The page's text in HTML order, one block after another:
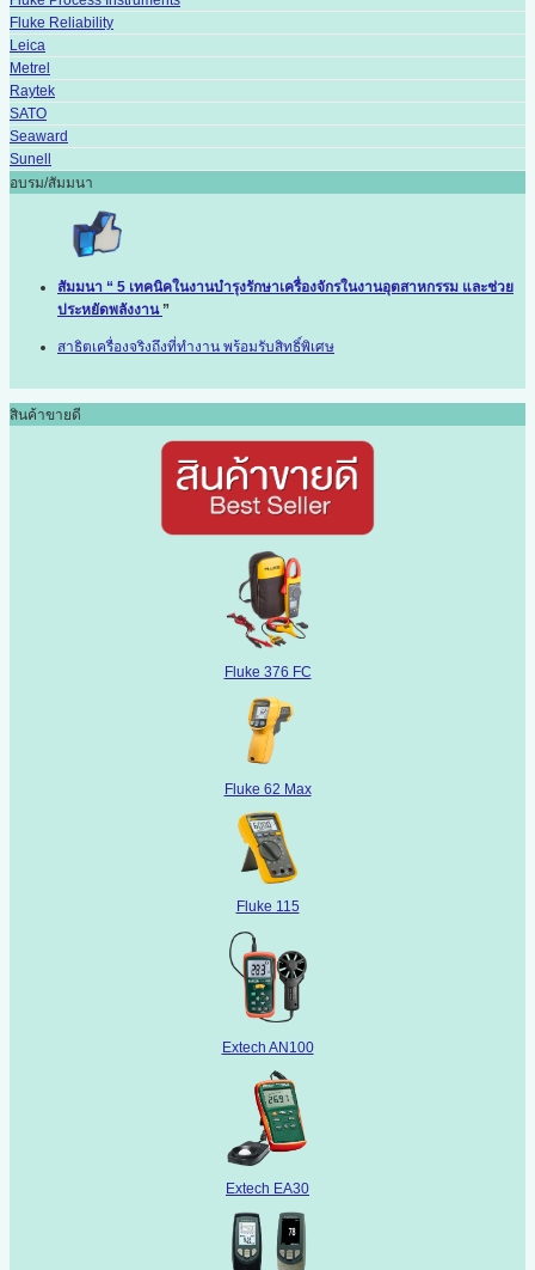
Fluke Reliability
Leica
Metrel
Raytek
SATO
Seaward
Sunell
อบรม/สัมมนา
สัมมนา “ 5 เทคนิคในงานบำรุงรักษาเครื่องจักรในงานอุตสาหกรรม และช่วย
ประหยัดพลังงาน ”
สาธิตเครื่องจริงถึงที่ทำงาน พร้อมรับสิทธิ์พิเศษ
สินค้าขายดี
Fluke 376 FC
Fluke 62 Max
Fluke 115
Extech AN100
Extech EA30